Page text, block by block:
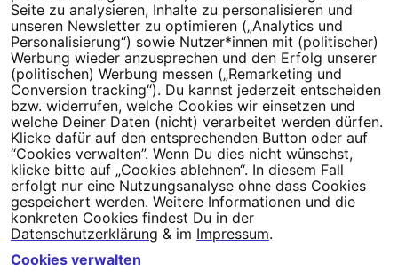
Newsletter bestellen
Campact e.V.
IBAN DE95 2‍5‍1‍2 0‍5‍1‍0 6‍9‍8‍0 0‍0‍0‍0 0‍0
SozialBank
Direkt online spenden
NewsletterHilfe und
FAQKontakt DatenschutzImpressumCookie Einstellungen
Seite zu analysieren, Inhalte zu personalisieren und
unseren Newsletter zu optimieren („Analytics und
Personalisierung“) sowie Nutzer*innen mit (politischer)
Werbung wieder anzusprechen und den Erfolg unserer
(politischen) Werbung messen („Remarketing und
Conversion tracking“). Du kannst jederzeit entscheiden
bzw. widerrufen, welche Cookies wir einsetzen und
welche Deiner Daten (nicht) verarbeitet werden dürfen.
Klicke dafür auf den entsprechenden Button oder auf
“Cookies verwalten”. Wenn Du dies nicht wünschst,
klicke bitte auf „Cookies ablehnen“. In diesem Fall
erfolgt nur eine Nutzungsanalyse ohne dass Cookies
gespeichert werden. Weitere Informationen und die
konkreten Cookies findest Du in der
Datenschutzerklärung & im Impressum.
Cookies verwalten